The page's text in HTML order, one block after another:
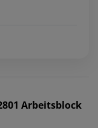
Arbeitsblock